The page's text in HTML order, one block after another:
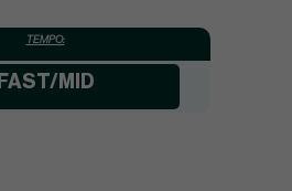
TEMPO:
FAST/MID